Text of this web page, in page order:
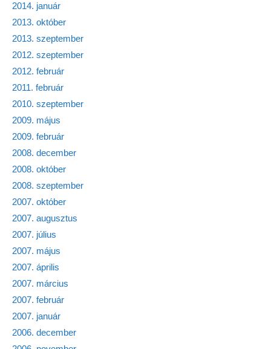
2014. január
2013. október
2013. szeptember
2012. szeptember
2012. február
2011. február
2010. szeptember
2009. május
2009. február
2008. december
2008. október
2008. szeptember
2007. október
2007. augusztus
2007. július
2007. május
2007. április
2007. március
2007. február
2007. január
2006. december